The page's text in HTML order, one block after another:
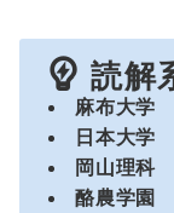
読解
麻布大学
日本大学
岡山理科
酪農学園